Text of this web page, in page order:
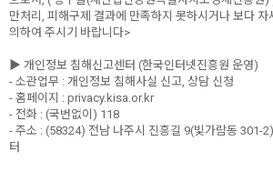
만처리, 피해구제 결과에 만족하지 못하시거나 보다
의하여 주시기 바랍니다>
▶ 개인정보 침해신고센터 (한국인터넷진흥원 운영)
- 소관업무 : 개인정보 침해사실 신고, 상담 신청
- 홈페이지 : privacy.kisa.or.kr
- 전화 : (국번없이) 118
- 주소 : (58324) 전남 나주시 진흥길 9(빛가람동 301-
터